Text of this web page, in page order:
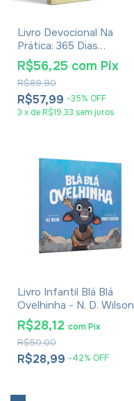
Livro Devocional Na
Prática: 365 Dias
Cultivando Uma Vida
Constante Com Deus -
Talita Malafaia
R$57,99 -35% OFF
R$89,90
R$56,25 com Pix
3 x de R$19,33 sem juros
Livro Infantil Blá Blá
Ovelhinha - N. D. Wilson
R$28,99 -42% OFF
R$50,00
R$28,12 comPix